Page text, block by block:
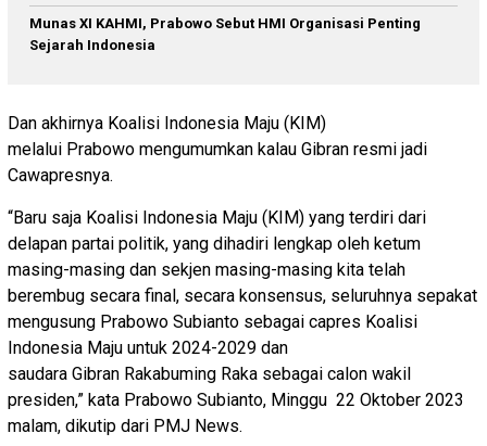
Munas XI KAHMI, Prabowo Sebut HMI Organisasi Penting
Sejarah Indonesia
Dan akhirnya Koalisi Indonesia Maju (KIM)
melalui Prabowo mengumumkan kalau Gibran resmi jadi
Cawapresnya.
“Baru saja Koalisi Indonesia Maju (KIM) yang terdiri dari
delapan partai politik, yang dihadiri lengkap oleh ketum
masing-masing dan sekjen masing-masing kita telah
berembug secara final, secara konsensus, seluruhnya sepakat
mengusung Prabowo Subianto sebagai capres Koalisi
Indonesia Maju untuk 2024-2029 dan
saudara Gibran Rakabuming Raka sebagai calon wakil
presiden,” kata Prabowo Subianto, Minggu 22 Oktober 2023
malam, dikutip dari PMJ News.